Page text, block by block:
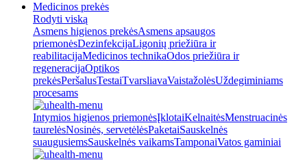
Medicinos prekės
Rodyti viską
Asmens higienos prekėsAsmens apsaugos
priemonėsDezinfekcijaLigonių priežiūra ir
reabilitacijaMedicinos technikaOdos priežiūra ir
regeneracijaOptikos
prekėsPeršalusTestaiTvarsliavaVaistažolėsUždegiminiams
procesams
Intymios higienos priemonėsĮklotaiKelnaitėsMenstruacinės
taurelėsNosinės, servetėlėsPaketaiSauskelnės
suaugusiemsSauskelnės vaikamsTamponaiVatos gaminiai